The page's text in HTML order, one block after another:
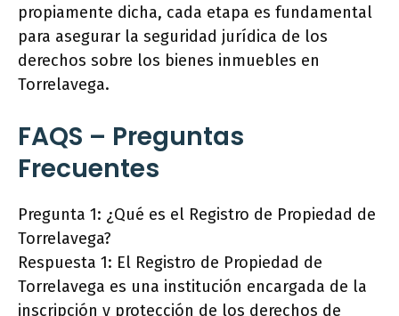
propiamente dicha, cada etapa es fundamental
para asegurar la seguridad jurídica de los
derechos sobre los bienes inmuebles en
Torrelavega.
FAQS – Preguntas
Frecuentes
Pregunta 1: ¿Qué es el Registro de Propiedad de
Torrelavega?
Respuesta 1: El Registro de Propiedad de
Torrelavega es una institución encargada de la
inscripción y protección de los derechos de